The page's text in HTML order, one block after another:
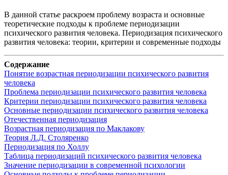
В данной статье раскроем проблему возраста и основные
теоретические подходы к проблеме периодизации
психического развития человека. Периодизация психического
развития человека: теории, критерии и современные подходы
Содержание
Понятие возрастная периодизации психического развития
человека
Проблема периодизации психического развития человека
Критерии периодизации психического развития человека
Основные периодизации психического развития человека
Отечественная периодизация
Возрастная периодизация по Маклакову
Теория Л.Д. Столяренко
Периодизация по Холлу
Таблица периодизаций психического развития человека
Значение периодизации в современной психологии